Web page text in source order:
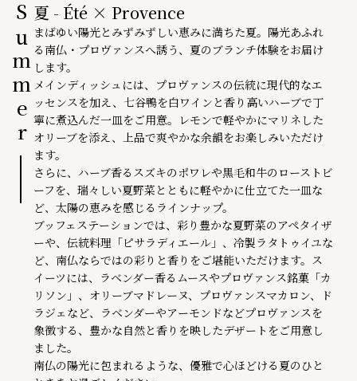
Summer夏 - Été × Provence
まばゆい陽光とみずみずしい恵みに満ちた夏。陽光あふれ
る南仏・プロヴァンスへ誘う、夏のブランチ体験をお届け
します。
メインディッシュには、プロヴァンスの伝統に現代的なエ
ッセンスを加え、七谷鴨を白ワインと香り高いハーブで丁
寧に煮込んだ一皿をご用意。レモンで軽やかにマリネした
オリーブを添え、上品で爽やかな余韻をお楽しみいただけ
ます。
さらに、ハーブ香るスズキのポワレや黒毛和牛のローストビ
ーフを、瑞々しい夏野菜とともに軽やかに仕立てた一皿な
ど、太陽の恵みを感じるラインナップ。
ブッフェステーションでは、彩り豊かな夏野菜のアペタイザ
ーや、伝統料理「ピサラディエール」、冷製ラタトゥイユな
ど、南仏ならではの彩りと香りをご堪能いただけます。ス
イーツには、ラベンダー香るムースやプロヴァンス銘菓「カ
リソン」、オリーブマドレーヌ、プロヴァンスマカロン、ド
ラジェなど、ラベンダーやアーモンドなどプロヴァンスを
象徴する、豊かな自然と香りを映したデザートをご用意し
ました。
南仏の陽光に包まれるような、優雅で心ほどける夏のひと